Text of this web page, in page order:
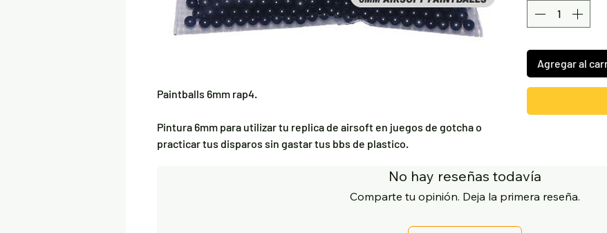
Paintballs 6mm rap4.
Pintura 6mm para utilizar tu replica de airsoft en juegos de gotcha o
practicar tus disparos sin gastar tus bbs de plastico.
Agregar al
No hay reseñas todavía
Comparte tu opinión. Deja la primera reseña.